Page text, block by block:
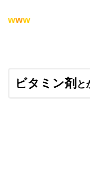
www
ビタミン剤 と